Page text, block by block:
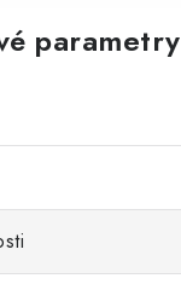
parametry